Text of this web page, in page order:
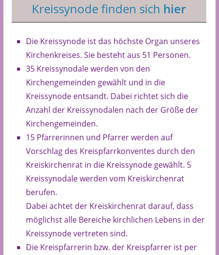
Kreissynode finden sich hier
Die Kreissynode ist das höchste Organ unseres
Kirchenkreises. Sie besteht aus 51 Personen.
35 Kreissynodale werden von den
Kirchengemeinden gewählt und in die
Kreissynode entsandt. Dabei richtet sich die
Anzahl der Kreissynodalen nach der Größe der
Kirchengemeinden.
15 Pfarrerinnen und Pfarrer werden auf
Vorschlag des Kreispfarrkonventes durch den
Kreiskirchenrat in die Kreissynode gewählt. 5
Kreissynodale werden vom Kreiskirchenrat
berufen.
Dabei achtet der Kreiskirchenrat darauf, dass
möglichst alle Bereiche kirchlichen Lebens in der
Kreissynode vertreten sind.
Die Kreispfarrerin bzw. der Kreispfarrer ist per